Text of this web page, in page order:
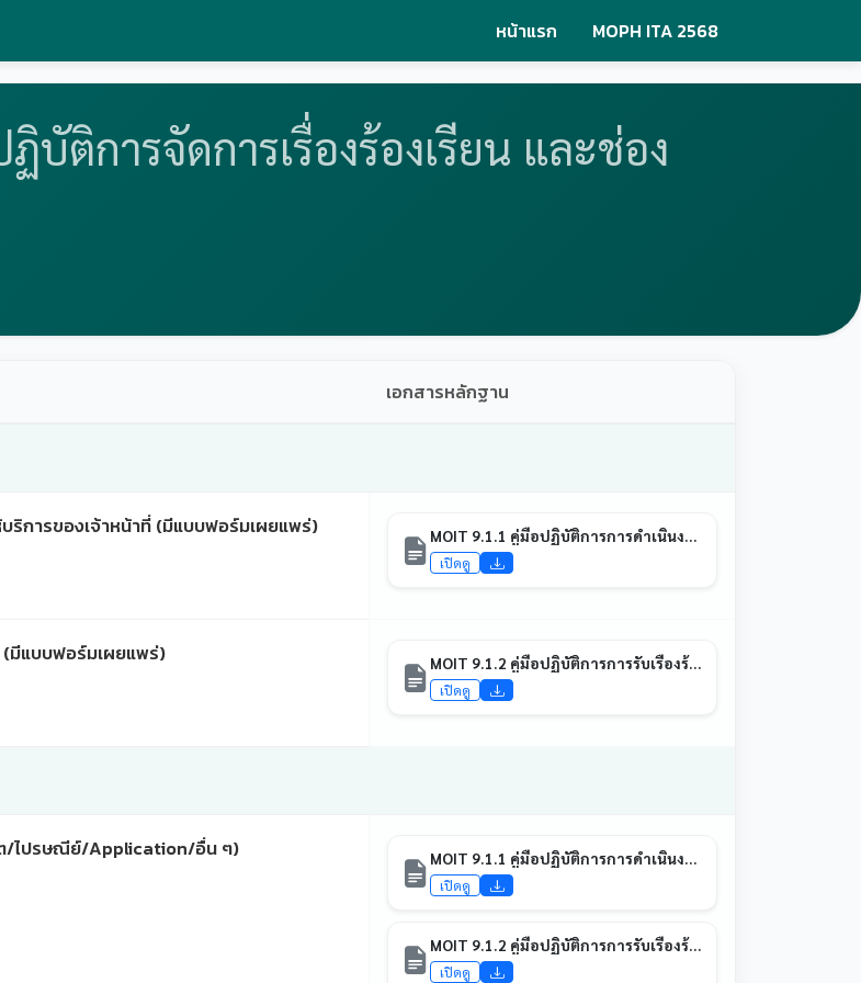
หน้าแรก MOPH ITA 2568
ติการจัดการเรื่องร้องเรียน และช่อง
เอกสารหลักฐาน
ริการของเจ้าหน้าที่ (มีแบบฟอร์มเผยแพร่) MOIT 9.1.1 คู่มือปฏิบัติการการดำเนินงานเรื่องร้องเรียนการปฏิบัติงานหรือการให้บริการของเจ้าหน้าที่ภายในหน่วยงาน ที่มีแบบฟอร์มการเผยแพร่ข้อมูลต่อสาธารณะผ่านเว็บไซต์ ของหน่วยงาน
เปิดดู
(มีแบบฟอร์มเผยแพร่) MOIT 9.1.2 คู่มือปฏิบัติการการรับเรื่องร้องเรียนการทุจริตและประพฤติมิชอบ ที่มีแบบฟอร์มการเผยแพร่ข้อมูลต่อสาธารณะผ่านเว็บไซต์ของหน่วยงาน
เปิดดู
ต/ไปรษณีย์/Application/อื่น ๆ) MOIT 9.1.1 คู่มือปฏิบัติการการดำเนินงานเรื่องร้องเรียนการปฏิบัติงานหรือการให้บริการของเจ้าหน้าที่ภายในหน่วยงาน ที่มีแบบฟอร์มการเผยแพร่ข้อมูลต่อสาธารณะผ่านเว็บไซต์ ของหน่วยงาน
เปิดดู
MOIT 9.1.2 คู่มือปฏิบัติการการรับเรื่องร้องเรียนการทุจริตและประพฤติมิชอบ ที่มีแบบฟอร์มการเผยแพร่ข้อมูลต่อสาธารณะผ่านเว็บไซต์ของหน่วยงาน
เปิดดู